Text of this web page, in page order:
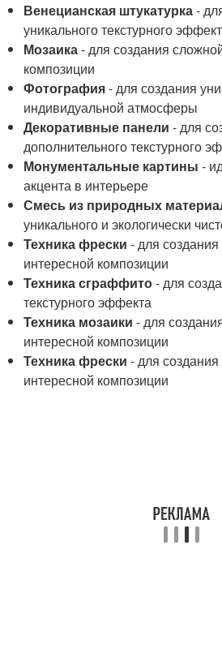
Венецианская штукатурка-
уникального текстурного
Мозаика- для создания
композиции
Фотография- для создания
индивидуальной атмосферы
Декоративные панели - для
дополнительного текстурного
Монументальные картины -
акцента в интерьере
Смесь из природных
уникального и экологически
Техника фрески - для
интересной композиции
Техника сграффито- для
текстурного эффекта
Техника мозаики - для
интересной композиции
Техника фрески - для
интересной композиции